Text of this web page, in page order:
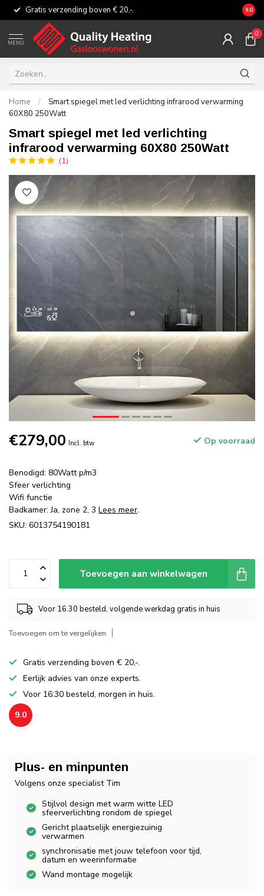
Gratis verzending boven € 20,-. 9.0
MENU
0
Home /
Smart spiegel met led verlichting infrarood verwarming
60X80 250Watt
Smart spiegel met led verlichting
infrarood verwarming 60X80 250Watt
(1)
€279,00 Incl. btw Op voorraad
Benodigd: 80Watt p/m3
Sfeer verlichting
Wifi functie
Badkamer: Ja, zone 2, 3 Lees meer.
SKU: 6013754190181
Toevoegen aan winkelwagen
Voor 16.30 besteld, volgende werkdag gratis in huis
Toevoegen om te vergelijken
Gratis verzending boven € 20,-.
Eerlijk advies van onze experts.
Voor 16:30 besteld, morgen in huis.
9.0
Plus- en minpunten
Volgens onze specialist Tim
Stijlvol design met warm witte LED
sfeerverlichting rondom de spiegel
Gericht plaatselijk energiezuinig
verwarmen
synchronisatie met jouw telefoon voor tijd,
datum en weerinformatie
Wand montage mogelijk